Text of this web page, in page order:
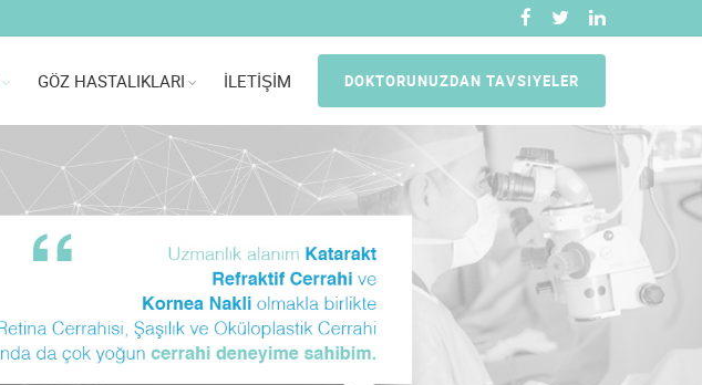
GÖZ HASTALIKLARI İLETİŞİM DOKTORUNUZDAN TAVSIYELER